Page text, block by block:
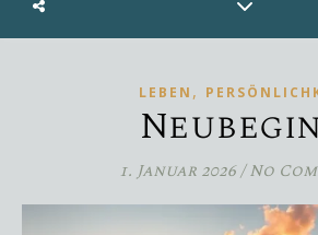
LEBEN ,
1. Januar 2026/ No